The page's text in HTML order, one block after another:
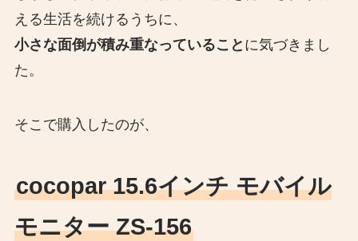
える生活を続けるうちに、
小さな面倒が積み重なっていること に気づきまし
た。
そこで購入したのが、
cocopar 15.6インチ モバイル
モニター ZS-156